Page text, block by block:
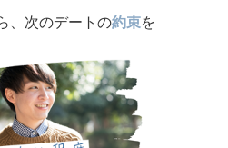
、次のデートの約束を